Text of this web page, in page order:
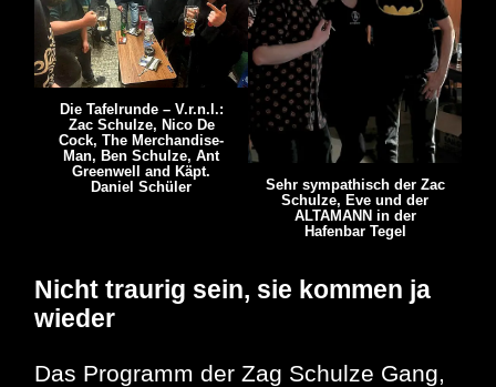
Die Tafelrunde – V.r.n.l.:
Zac Schulze, Nico De
Cock, The Merchandise-
Man, Ben Schulze, Ant
Greenwell and Käpt.
Daniel Schüler
Sehr sympathisch der Zac
Schulze, Eve und der
ALTAMANN in der
Hafenbar Tegel
Nicht traurig sein, sie kommen ja
wieder
Das Programm der Zag Schulze Gang,